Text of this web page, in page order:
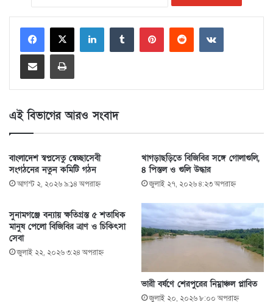
LinkedIn
এই বিভাগের আরও সংবাদ
বাংলাদেশ স্বপ্নসেতু স্বেচ্ছাসেবী
সংগঠনের নতুন কমিটি গঠন
আগস্ট ২, ২০২৬ ৯:১৪ অপরাহ্ণ
খাগড়াছড়িতে বিজিবির সঙ্গে গোলাগুলি,
৪ পিস্তল ও গুলি উদ্ধার
জুলাই ২৭, ২০২৬ ৪:২৩ অপরাহ্ণ
সুনামগঞ্জে বন্যায় ক্ষতিগ্রস্ত ৫ শতাধিক
মানুষ পেলো বিজিবির ত্রাণ ও চিকিৎসা
সেবা
জুলাই ২২, ২০২৬ ৩:২৪ অপরাহ্ণ
ভারী বর্ষণে শেরপুরের নিম্নাঞ্চল প্লাবিত
জুলাই ২০, ২০২৬ ৮:০০ অপরাহ্ণ